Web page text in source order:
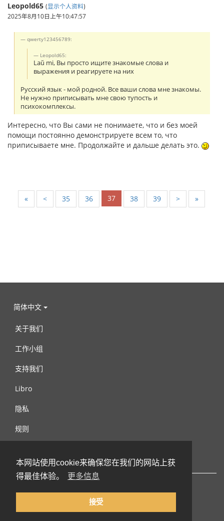
本网站使用cookie来确保您在我们的网站上获
得最佳体验。
更多信息
接受
Leopold65 (显示个人资料)
2025年8月10日上午10:47:57
qwerty123456789:
Leopold65:
Laŭ mi, Вы просто ищите знакомые слова и
выражения и реагируете на них
Русский язык - мой родной. Все ваши слова мне знакомы.
Не нужно приписывать мне свою тупость и
психокомплексы.
Интересно, что Вы сами не понимаете, что и без моей
помощи постоянно демонстрируете всем то, что
приписываете мне. Продолжайте и дальше делать это.
« < 35 36 37 38 39 > »
简体中文
关于我们
工作小组
支持我们
Libro
隐私
规则
© 2002-2026 lernu.net |Impressum